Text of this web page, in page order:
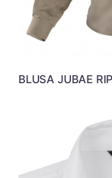
BLUSA JUBAE